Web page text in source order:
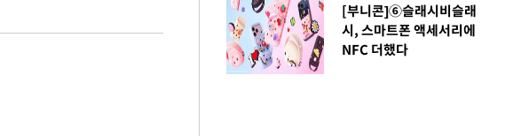
[부니콘]⑥슬래시비슬래
시, 스마트폰 액세서리에
NFC 더했다